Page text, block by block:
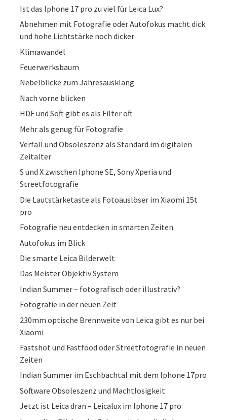
Ist das Iphone 17 pro zu viel für Leica Lux?
Abnehmen mit Fotografie oder Autofokus macht dick
und hohe Lichtstärke noch dicker
Klimawandel
Feuerwerksbaum
Nebelblicke zum Jahresausklang
Nach vorne blicken
HDF und Soft gibt es als Filter oft
Mehr als genug für Fotografie
Verfall und Obsoleszenz als Standard im digitalen
Zeitalter
S und X zwischen Iphone SE, Sony Xperia und
Streetfotografie
Die Lautstärketaste als Fotoauslöser im Xiaomi 15t
pro
Fotografie neu entdecken in smarten Zeiten
Autofokus im Blick
Die smarte Leica Bilderwelt
Das Meister Objektiv System
Indian Summer – fotografisch oder illustrativ?
Fotografie in der neuen Zeit
230mm optische Brennweite von Leica gibt es nur bei
Xiaomi
Fastshot und Fastfood oder Streetfotografie in neuen
Zeiten
Indian Summer im Eschbachtal mit dem Iphone 17pro
Software Obsoleszenz und Machtlosigkeit
Jetzt ist Leica dran – Leicalux im Iphone 17 pro